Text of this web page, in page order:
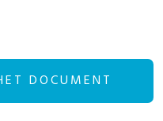
DOCUMENT